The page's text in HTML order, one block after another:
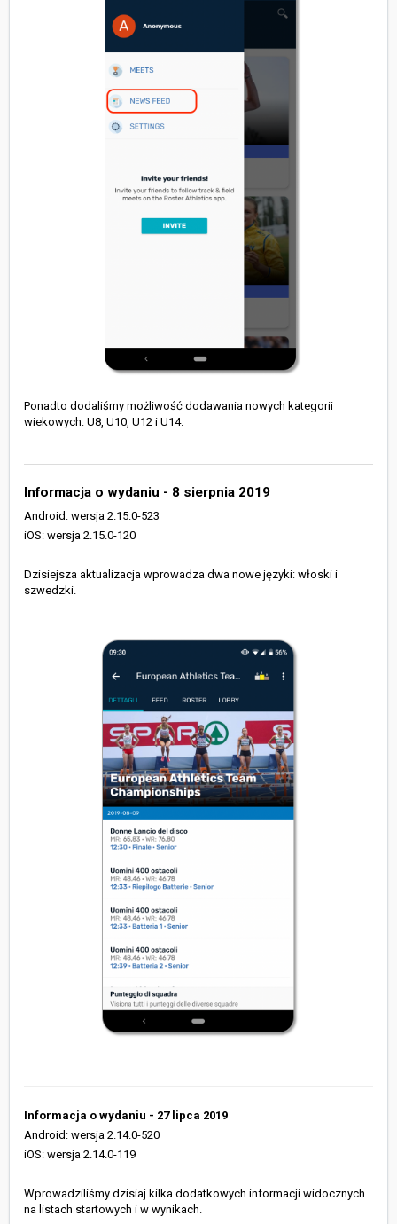
Ponadto dodaliśmy możliwość dodawania nowych kategorii
wiekowych: U8, U10, U12 i U14.
Informacja o wydaniu - 8 sierpnia 2019
Android: wersja 2.15.0-523
iOS: wersja 2.15.0-120
Dzisiejsza aktualizacja wprowadza dwa nowe języki: włoski i
szwedzki.
Informacja o wydaniu - 27 lipca 2019
Android: wersja 2.14.0-520
iOS: wersja 2.14.0-119
Wprowadziliśmy dzisiaj kilka dodatkowych informacji widocznych
na listach startowych i w wynikach.